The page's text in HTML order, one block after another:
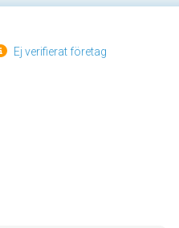
Ej verifierat företag